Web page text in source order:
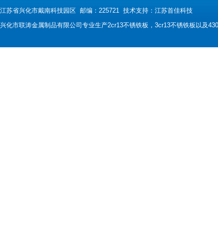
江苏省兴化市戴南科技园区 邮编：225721 技术支持： 江苏首佳科技
兴化市联涛金属制品有限公司专业生产2cr13不锈铁板，3cr13不锈铁板以及